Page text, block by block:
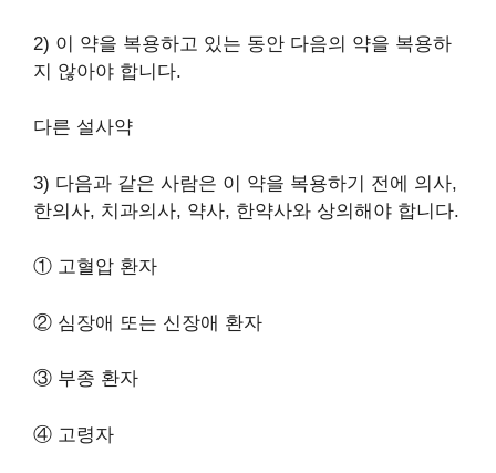
2) 이 약을 복용하고 있는 동안 다음의 약을 복용하
지 않아야 합니다.
다른 설사약
3) 다음과 같은 사람은 이 약을 복용하기 전에 의사,
한의사, 치과의사, 약사, 한약사와 상의해야 합니다.
① 고혈압 환자
② 심장애 또는 신장애 환자
③ 부종 환자
④ 고령자